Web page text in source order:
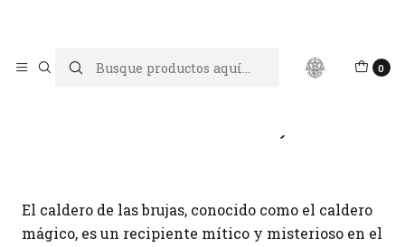
0
Inicio Blog El caldero de las brujas
El caldero de las brujas, conocido como el caldero
mágico, es un recipiente mítico y misterioso en el